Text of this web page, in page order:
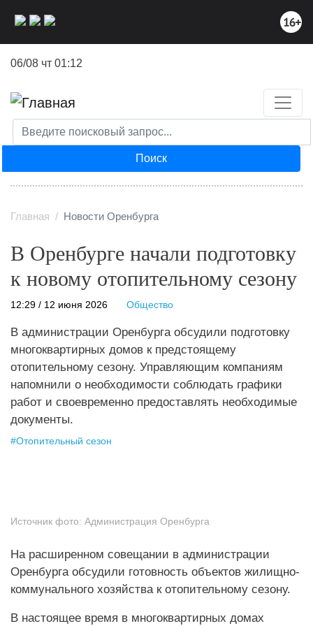
основному
06/08 чт 01:12
Поиск
Главная Новости Оренбурга
В Оренбурге начали подготовку
к новому отопительному сезону
12:29 / 12 июня 2026 Общество
В администрации Оренбурга обсудили подготовку
многоквартирных домов к предстоящему
отопительному сезону. Управляющим компаниям
напомнили о необходимости соблюдать графики
работ и своевременно предоставлять необходимые
документы.
#Отопительный сезон
Источник фото: Администрация Оренбурга
На расширенном совещании в администрации
Оренбурга обсудили готовность объектов жилищно-
коммунального хозяйства к отопительному сезону.
В настоящее время в многоквартирных домах